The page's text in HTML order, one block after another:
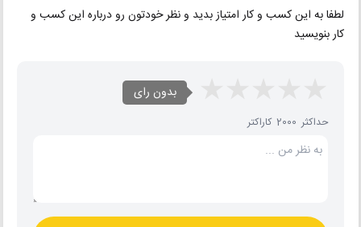
لطفا به این کسب و کار امتیاز بدید و نظر خودتون رو درباره این کسب و
کار بنویسید
بدون رای
حداکثر 2000 کاراکتر